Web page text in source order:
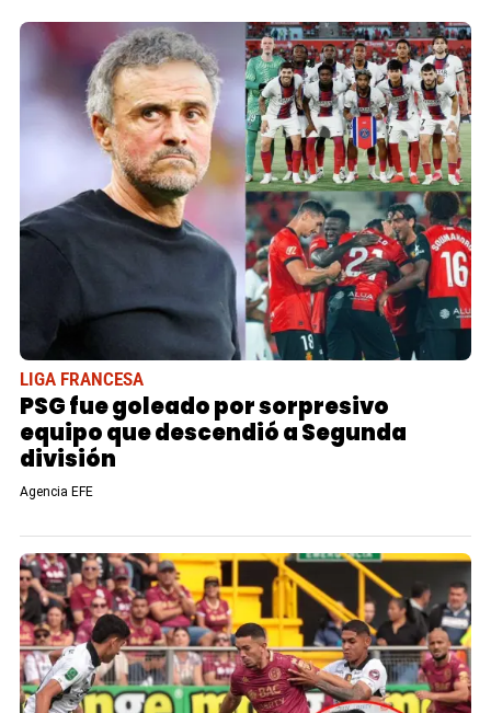
LIGA FRANCESA
PSG fue goleado por sorpresivo
equipo que descendió a Segunda
división
Agencia EFE